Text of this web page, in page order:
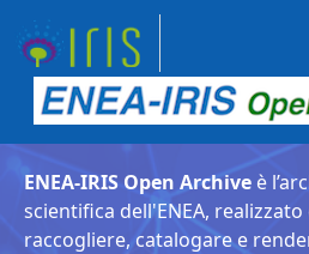
ENEA-IRIS Open Archive è
scientifica dell'ENEA,
raccogliere, catalogare e